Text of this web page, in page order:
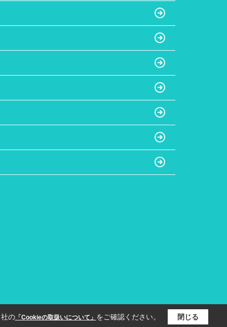
の「Cookieの取扱いについて」 をご確認ください。 閉じる